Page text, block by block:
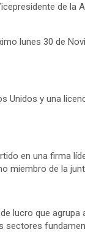
de la
lunes 30 de
Unidos y una
en una firma
miembro de la
lucro que
sectores